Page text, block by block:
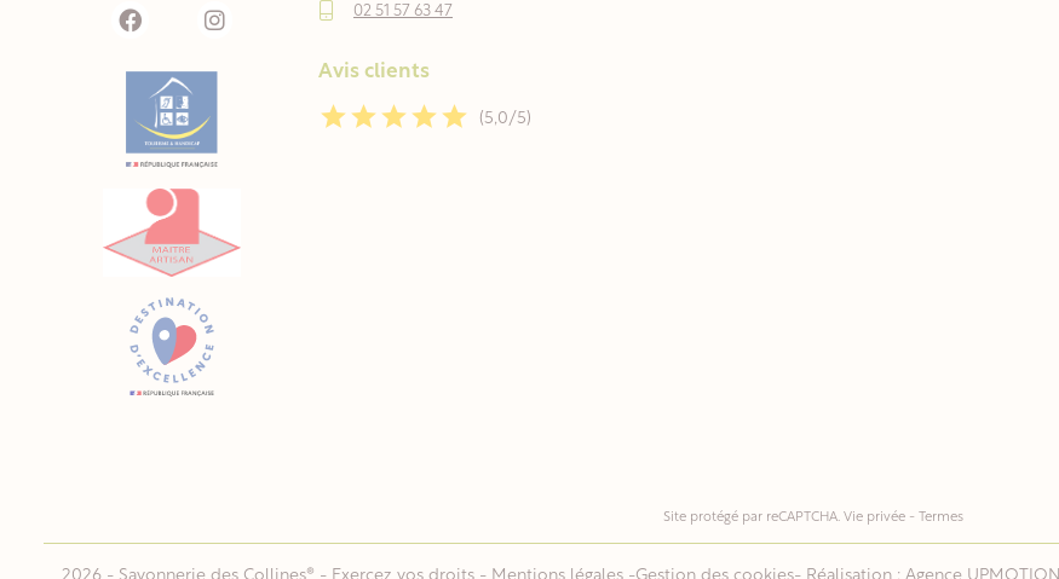
02 51 57 63 47
Avis clients
(5,0/5)
Site protégé par reCAPTCHA. Vie privée - Termes